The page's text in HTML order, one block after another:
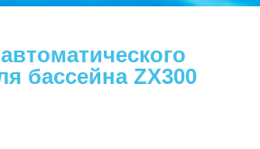
бассейна ZX300